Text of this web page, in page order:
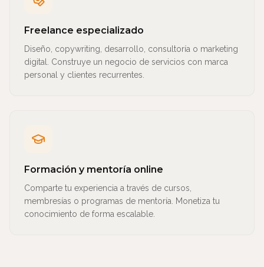
Freelance especializado
Diseño, copywriting, desarrollo, consultoría o marketing
digital. Construye un negocio de servicios con marca
personal y clientes recurrentes.
Formación y mentoría online
Comparte tu experiencia a través de cursos,
membresías o programas de mentoría. Monetiza tu
conocimiento de forma escalable.